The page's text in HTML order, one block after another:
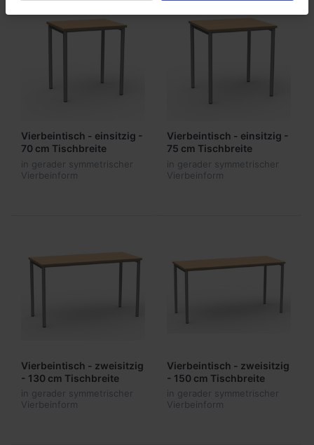
Vierbeintisch - einsitzig -
70 cm Tischbreite
in gerader symmetrischer
Vierbeinform
Vierbeintisch - einsitzig -
75 cm Tischbreite
in gerader symmetrischer
Vierbeinform
Vierbeintisch - zweisitzig
- 130 cm Tischbreite
in gerader symmetrischer
Vierbeinform
Vierbeintisch - zweisitzig
- 150 cm Tischbreite
in gerader symmetrischer
Vierbeinform